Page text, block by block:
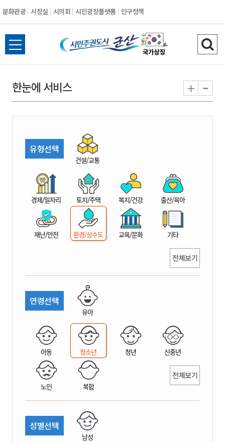
문화관광 시장실 시의회 시민광장플랫폼 인구정책
시
민
권
시
산
전
체
뉴
열
검
색
기
한눈에 서비스 + -
유형선택
건설/교통
경제/일자리 토지/주택 복지/건강 출산/육아
재난/안전 환경/상수도 교육/문화 기타
전체보기
연령선택
유아
아동 청소년 청년 신중년
노인 복합
전체보기
성별선택
남성